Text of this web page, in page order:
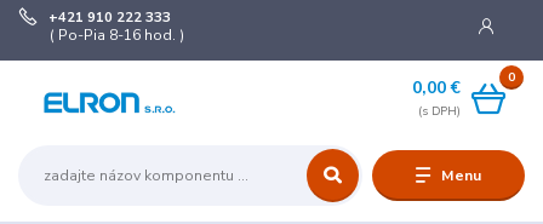
Menu
+421 910 222 333
( Po-Pia 8-16 hod. )
0
0,00 €